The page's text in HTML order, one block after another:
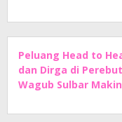
Peluang Head to
dan Dirga di
Wagub Sulbar